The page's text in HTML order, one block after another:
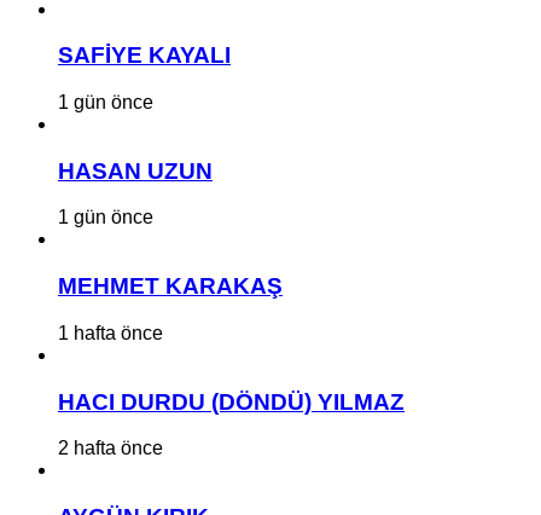
SAFİYE KAYALI
1 gün önce
HASAN UZUN
1 gün önce
MEHMET KARAKAŞ
1 hafta önce
HACI DURDU (DÖNDÜ) YILMAZ
2 hafta önce